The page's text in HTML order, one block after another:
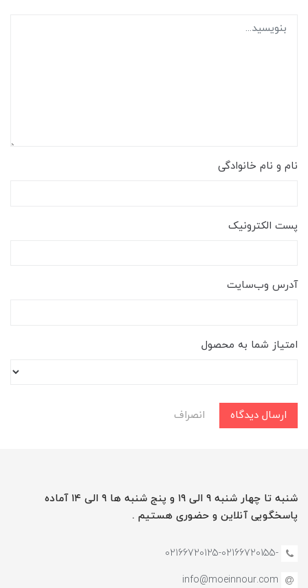
نام و نام خانوادگی
پست الکترونیک
آدرس وب‌سایت
امتیاز شما به محصول
ارسال دیدگاه انصراف
شنبه تا چهار شنبه ۹ الی ۱۹ و پنج شنبه ها ۹ الی ۱۴ آماده
پاسخگویی آنلاین و حضوری هستیم .
-02166720125-02166720155
info@moeinnour.com